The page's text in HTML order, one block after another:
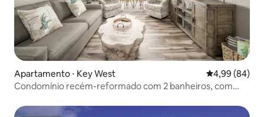
Apartamento ⋅ Key West 4,99 de uma
4,99 (84)
Condomínio recém-reformado com 2 banheiros, com